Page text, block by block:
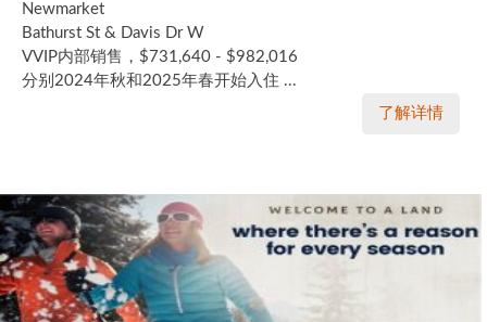
Newmarket
Bathurst St & Davis Dr W
VVIP内部销售，$731,640 - $982,016
分别2024年秋和2025年春开始入住 ...
了解详情